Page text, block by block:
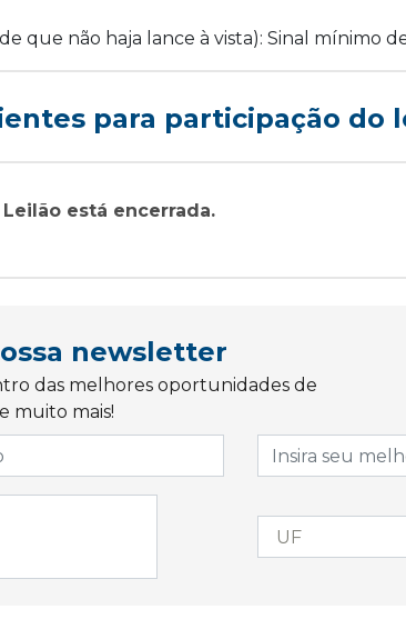
que não haja lance à vista): Sinal mínimo
para participação do
está encerrada.
newsletter
das melhores oportunidades de
muito mais!